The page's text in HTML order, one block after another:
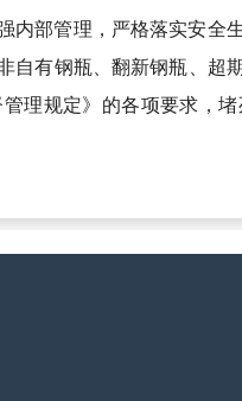
内部管理，严格落实安全
自有钢瓶、翻新钢瓶、
理规定》的各项要求，